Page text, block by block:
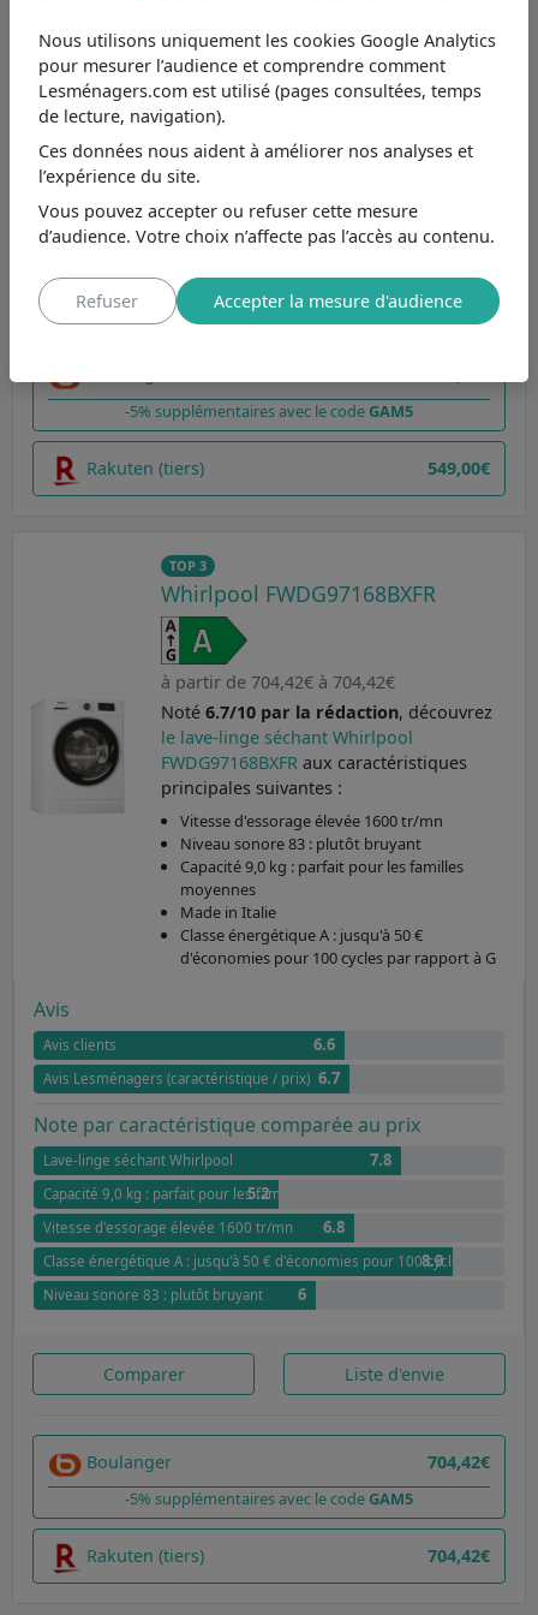
Note par caractéristique comparée au prix
Lave-linge séchant Whirlpool 7.8
Capacité de charge 6 Kg : adapté à un couple 8.9
Vitesse d'essorage élevée 1.400 tr/mn
Classe énergétique C : jusqu'à 30 € d'économies pour 100 cycles par
Niveau sonore 75 dB : équilibre parfait6.1
Comparer
-5% supplémentaires avec le codeGAM5
Rakuten (tiers) 549,00€
TOP 3
Whirlpool FWDG97168BXFR
à partir de 704,42€ à 704,42€
Noté 6.7/10 par la rédaction, découvrez
le lave-linge séchant Whirlpool
FWDG97168BXFR aux caractéristiques
principales suivantes :
Vitesse d'essorage élevée 1600 tr/mn
Niveau sonore 83 : plutôt bruyant
Capacité 9,0 kg : parfait pour les familles
moyennes
Made in Italie
Classe énergétique A : jusqu'à 50 €
d'économies pour 100 cycles par rapport à G
Avis
Avis clients 6.6
Avis Lesménagers (caractéristique / prix) 6.7
Note par caractéristique comparée au prix
Lave-linge séchant Whirlpool 7.8
Capacité 9,0 kg : parfait pour les familles moyennes
5.2
Vitesse d'essorage élevée 1600 tr/mn 6.8
Classe énergétique A : jusqu'à 50 € d'économies pour 100 cycles par
8.9
Niveau sonore 83 : plutôt bruyant 6
Comparer Liste d'envie
Boulanger 704,42€
-5% supplémentaires avec le codeGAM5
Rakuten (tiers) 704,42€
Nous utilisons uniquement les cookies Google Analytics
pour mesurer l’audience et comprendre comment
Lesménagers.com est utilisé (pages consultées, temps
de lecture, navigation).
Ces données nous aident à améliorer nos analyses et
l’expérience du site.
Vous pouvez accepter ou refuser cette mesure
d’audience. Votre choix n’affecte pas l’accès au contenu.
Refuser Accepter la mesure d'audience